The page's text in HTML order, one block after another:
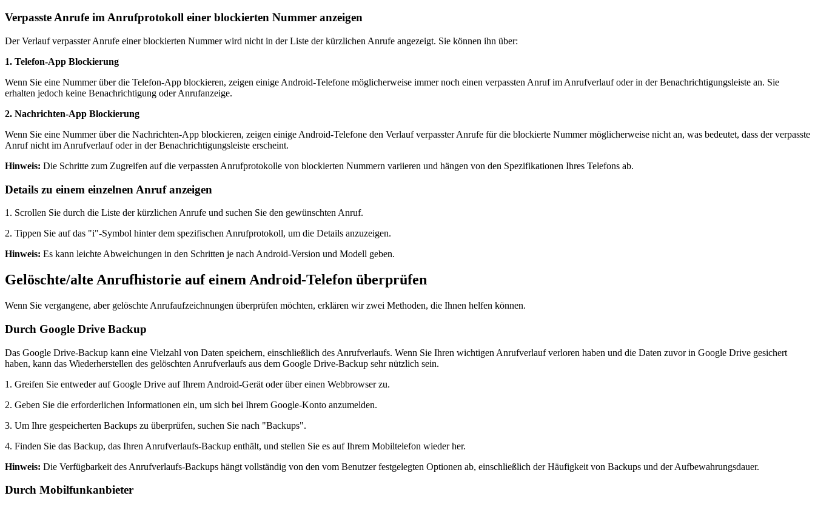
Verpasste Anrufe im Anrufprotokoll einer blockierten Nummer anzeigen
Der Verlauf verpasster Anrufe einer blockierten Nummer wird nicht in der Liste der kürzlichen Anrufe angezeigt. Sie können ihn über:
1. Telefon-App Blockierung
Wenn Sie eine Nummer über die Telefon-App blockieren, zeigen einige Android-Telefone möglicherweise immer noch einen verpassten Anruf im Anrufverlauf oder in der Benachrichtigungsleiste an. Sie
erhalten jedoch keine Benachrichtigung oder Anrufanzeige.
2. Nachrichten-App Blockierung
Wenn Sie eine Nummer über die Nachrichten-App blockieren, zeigen einige Android-Telefone den Verlauf verpasster Anrufe für die blockierte Nummer möglicherweise nicht an, was bedeutet, dass der verpasste
Anruf nicht im Anrufverlauf oder in der Benachrichtigungsleiste erscheint.
Hinweis: Die Schritte zum Zugreifen auf die verpassten Anrufprotokolle von blockierten Nummern variieren und hängen von den Spezifikationen Ihres Telefons ab.
Details zu einem einzelnen Anruf anzeigen
1. Scrollen Sie durch die Liste der kürzlichen Anrufe und suchen Sie den gewünschten Anruf.
2. Tippen Sie auf das "i"-Symbol hinter dem spezifischen Anrufprotokoll, um die Details anzuzeigen.
Hinweis: Es kann leichte Abweichungen in den Schritten je nach Android-Version und Modell geben.
Gelöschte/alte Anrufhistorie auf einem Android-Telefon überprüfen
Wenn Sie vergangene, aber gelöschte Anrufaufzeichnungen überprüfen möchten, erklären wir zwei Methoden, die Ihnen helfen können.
Durch Google Drive Backup
Das Google Drive-Backup kann eine Vielzahl von Daten speichern, einschließlich des Anrufverlaufs. Wenn Sie Ihren wichtigen Anrufverlauf verloren haben und die Daten zuvor in Google Drive gesichert
haben, kann das Wiederherstellen des gelöschten Anrufverlaufs aus dem Google Drive-Backup sehr nützlich sein.
1. Greifen Sie entweder auf Google Drive auf Ihrem Android-Gerät oder über einen Webbrowser zu.
2. Geben Sie die erforderlichen Informationen ein, um sich bei Ihrem Google-Konto anzumelden.
3. Um Ihre gespeicherten Backups zu überprüfen, suchen Sie nach "Backups".
4. Finden Sie das Backup, das Ihren Anrufverlaufs-Backup enthält, und stellen Sie es auf Ihrem Mobiltelefon wieder her.
Hinweis: Die Verfügbarkeit des Anrufverlaufs-Backups hängt vollständig von den vom Benutzer festgelegten Optionen ab, einschließlich der Häufigkeit von Backups und der Aufbewahrungsdauer.
Durch Mobilfunkanbieter